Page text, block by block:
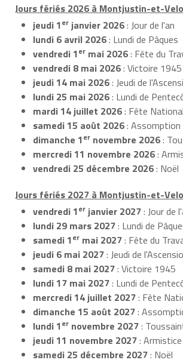
Jours fériés 2026 à Montjustin-et-
jeudi 1er janvier 2026: Jour de l'an
lundi 6 avril 2026: Lundi de Pâques
vendredi 1er mai 2026: Fête du
vendredi 8 mai 2026: Victoire 1945
jeudi 14 mai 2026: Jeudi de
lundi 25 mai 2026: Lundi de
mardi 14 juillet 2026: Fête
samedi 15 août 2026: Assomption
dimanche 1er novembre 2026:
mercredi 11 novembre 2026:
vendredi 25 décembre 2026: Noël
Jours fériés 2027 à Montjustin-et-
vendredi 1er janvier 2027: Jour de
lundi 29 mars 2027: Lundi de
samedi 1er mai 2027: Fête du
jeudi 6 mai 2027: Jeudi de
samedi 8 mai 2027: Victoire 1945
lundi 17 mai 2027: Lundi de
mercredi 14 juillet 2027: Fête
dimanche 15 août 2027:
lundi 1er novembre 2027:
jeudi 11 novembre 2027:
samedi 25 décembre 2027: Noël